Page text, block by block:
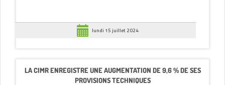
lundi 15 juillet 2024
LA CIMR ENREGISTRE UNE AUGMENTATION DE 9,6 % DE SES
PROVISIONS TECHNIQUES